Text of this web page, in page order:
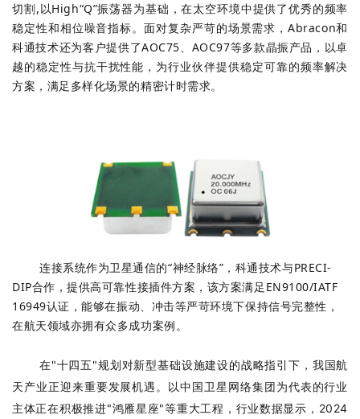
切割,以High“Q”振荡器为基础，在太空环境中提供了优秀的频率
稳定性和相位噪音指标。面对复杂严苛的场景需求，Abracon和
科通技术还为客户提供了AOC75、AOC97等多款晶振产品，以卓
越的稳定性与抗干扰性能，为行业伙伴提供稳定可靠的频率解决
方案，满足多样化场景的精密计时需求。
连接系统作为卫星通信的“神经脉络”，科通技术与PRECI-
DIP合作，提供高可靠性接插件方案，该方案满足EN9100/IATF
16949认证，能够在振动、冲击等严苛环境下保持信号完整性，
在航天领域亦拥有众多成功案例。
在"十四五"规划对新型基础设施建设的战略指引下，我国航
天产业正迎来重要发展机遇。以中国卫星网络集团为代表的行业
主体正在积极推进"鸿雁星座"等重大工程，行业数据显示，2024